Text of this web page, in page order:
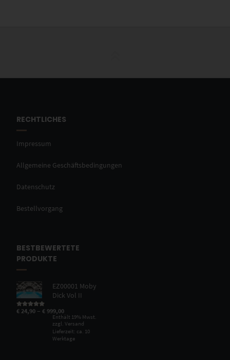
RECHTLICHES
Impressum
Allgemeine Geschäftsbedingungen
Datenschutz
Bestellvorgang
BESTBEWERTETE
PRODUKTE
EZ00001 Moby
Dick Vol II
Bewertet mit
von 5
€ 24,90 –€ 999,00
Enthält 19% Mwst.
zzgl.Versand
Lieferzeit: ca. 10
Werktage